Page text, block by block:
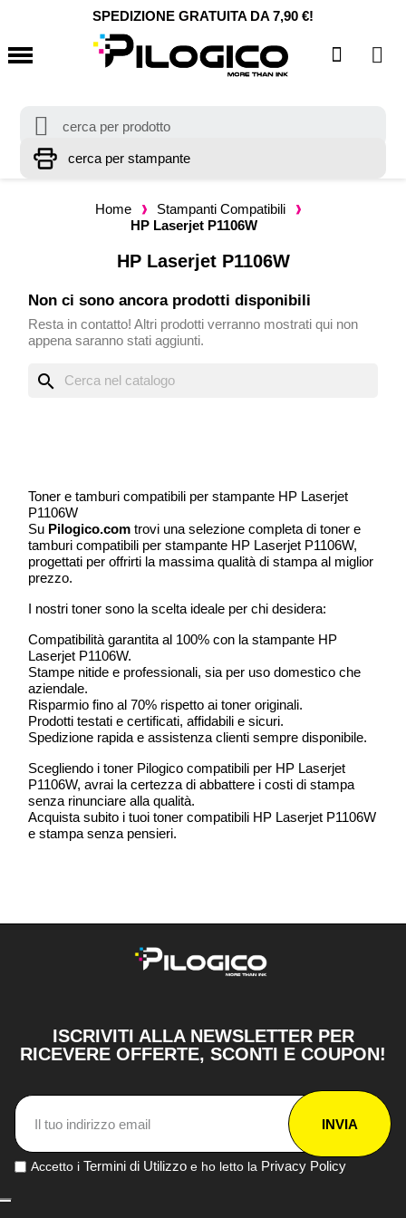
SPEDIZIONE GRATUITA DA 7,90 €!
Home
Stampanti Compatibili
HP Laserjet P1106W
HP Laserjet P1106W
Non ci sono ancora prodotti disponibili
Resta in contatto! Altri prodotti verranno mostrati qui non
appena saranno stati aggiunti.
search
Toner e tamburi compatibili per stampante HP Laserjet
P1106W
Su Pilogico.com trovi una selezione completa di toner e
tamburi compatibili per stampante HP Laserjet P1106W,
progettati per offrirti la massima qualità di stampa al miglior
prezzo.
I nostri toner sono la scelta ideale per chi desidera:
Compatibilità garantita al 100% con la stampante HP
Laserjet P1106W.
Stampe nitide e professionali, sia per uso domestico che
aziendale.
Risparmio fino al 70% rispetto ai toner originali.
Prodotti testati e certificati, affidabili e sicuri.
Spedizione rapida e assistenza clienti sempre disponibile.
Scegliendo i toner Pilogico compatibili per HP Laserjet
P1106W, avrai la certezza di abbattere i costi di stampa
senza rinunciare alla qualità.
Acquista subito i tuoi toner compatibili HP Laserjet P1106W
e stampa senza pensieri.
ISCRIVITI ALLA NEWSLETTER PER
RICEVERE OFFERTE, SCONTI E COUPON!
INVIA
Accetto i Termini di Utilizzo e ho letto la Privacy Policy